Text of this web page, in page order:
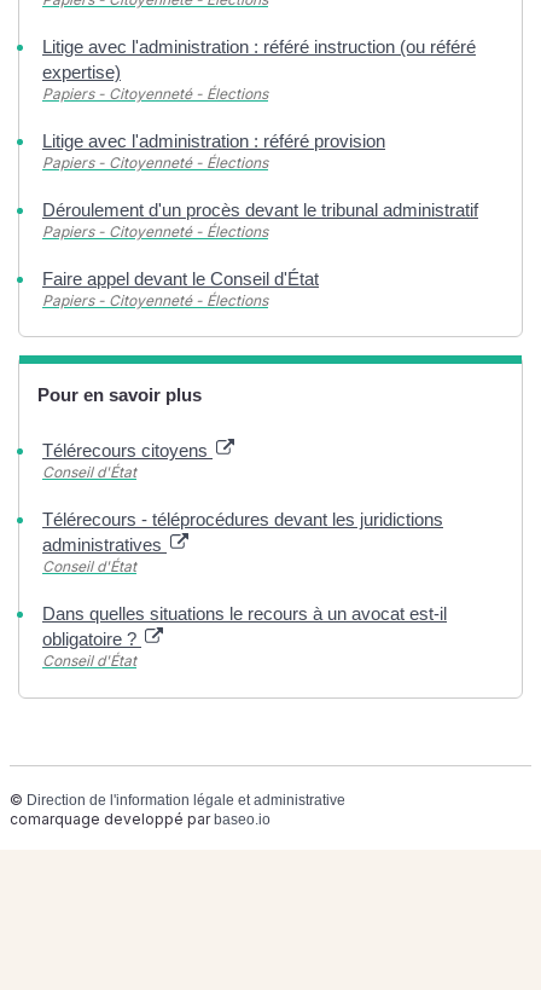
Litige avec l'administration : référé instruction (ou référé
expertise)
Papiers - Citoyenneté - Élections
Litige avec l'administration : référé provision
Papiers - Citoyenneté - Élections
Déroulement d'un procès devant le tribunal administratif
Papiers - Citoyenneté - Élections
Faire appel devant le Conseil d'État
Papiers - Citoyenneté - Élections
Pour en savoir plus
Télérecours citoyens
Conseil d'État
Télérecours - téléprocédures devant les juridictions
administratives
Conseil d'État
Dans quelles situations le recours à un avocat est-il
obligatoire ?
Conseil d'État
© Direction de l'information légale et administrative
comarquage developpé parbaseo.io